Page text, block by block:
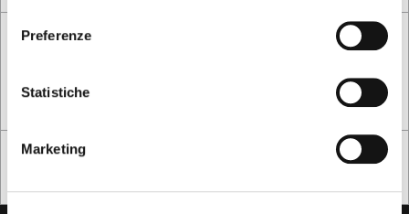
Preferenze
Statistiche
Marketing
Following the
, I give my consent to the processing of